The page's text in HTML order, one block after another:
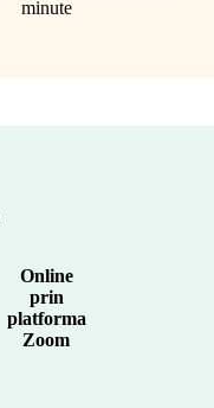
minute
Online
prin
platforma
Zoom